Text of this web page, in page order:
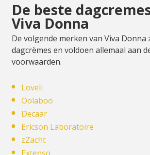
De beste
Viva Donna
De volgende merken van Viva Donna
dagcrèmes en voldoen allemaal aan
voorwaarden.
Loveli
Oolaboo
Decaar
Ericson Laboratoire
zZacht